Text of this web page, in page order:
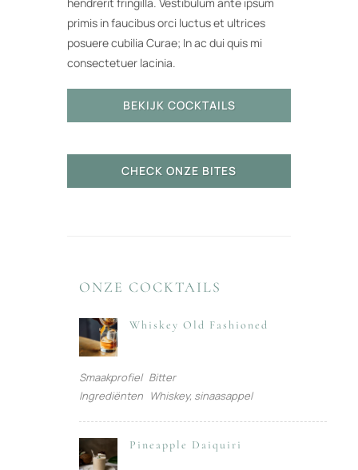
primis in faucibus orci luctus et ultrices
posuere cubilia Curae; In ac dui quis mi
consectetuer lacinia.
BEKIJK COCKTAILS
CHECK ONZE BITES
ONZE COCKTAILS
Whiskey Old Fashioned
Smaakprofiel Bitter
Ingrediënten Whiskey, sinaasappel
Pineapple Daiquiri